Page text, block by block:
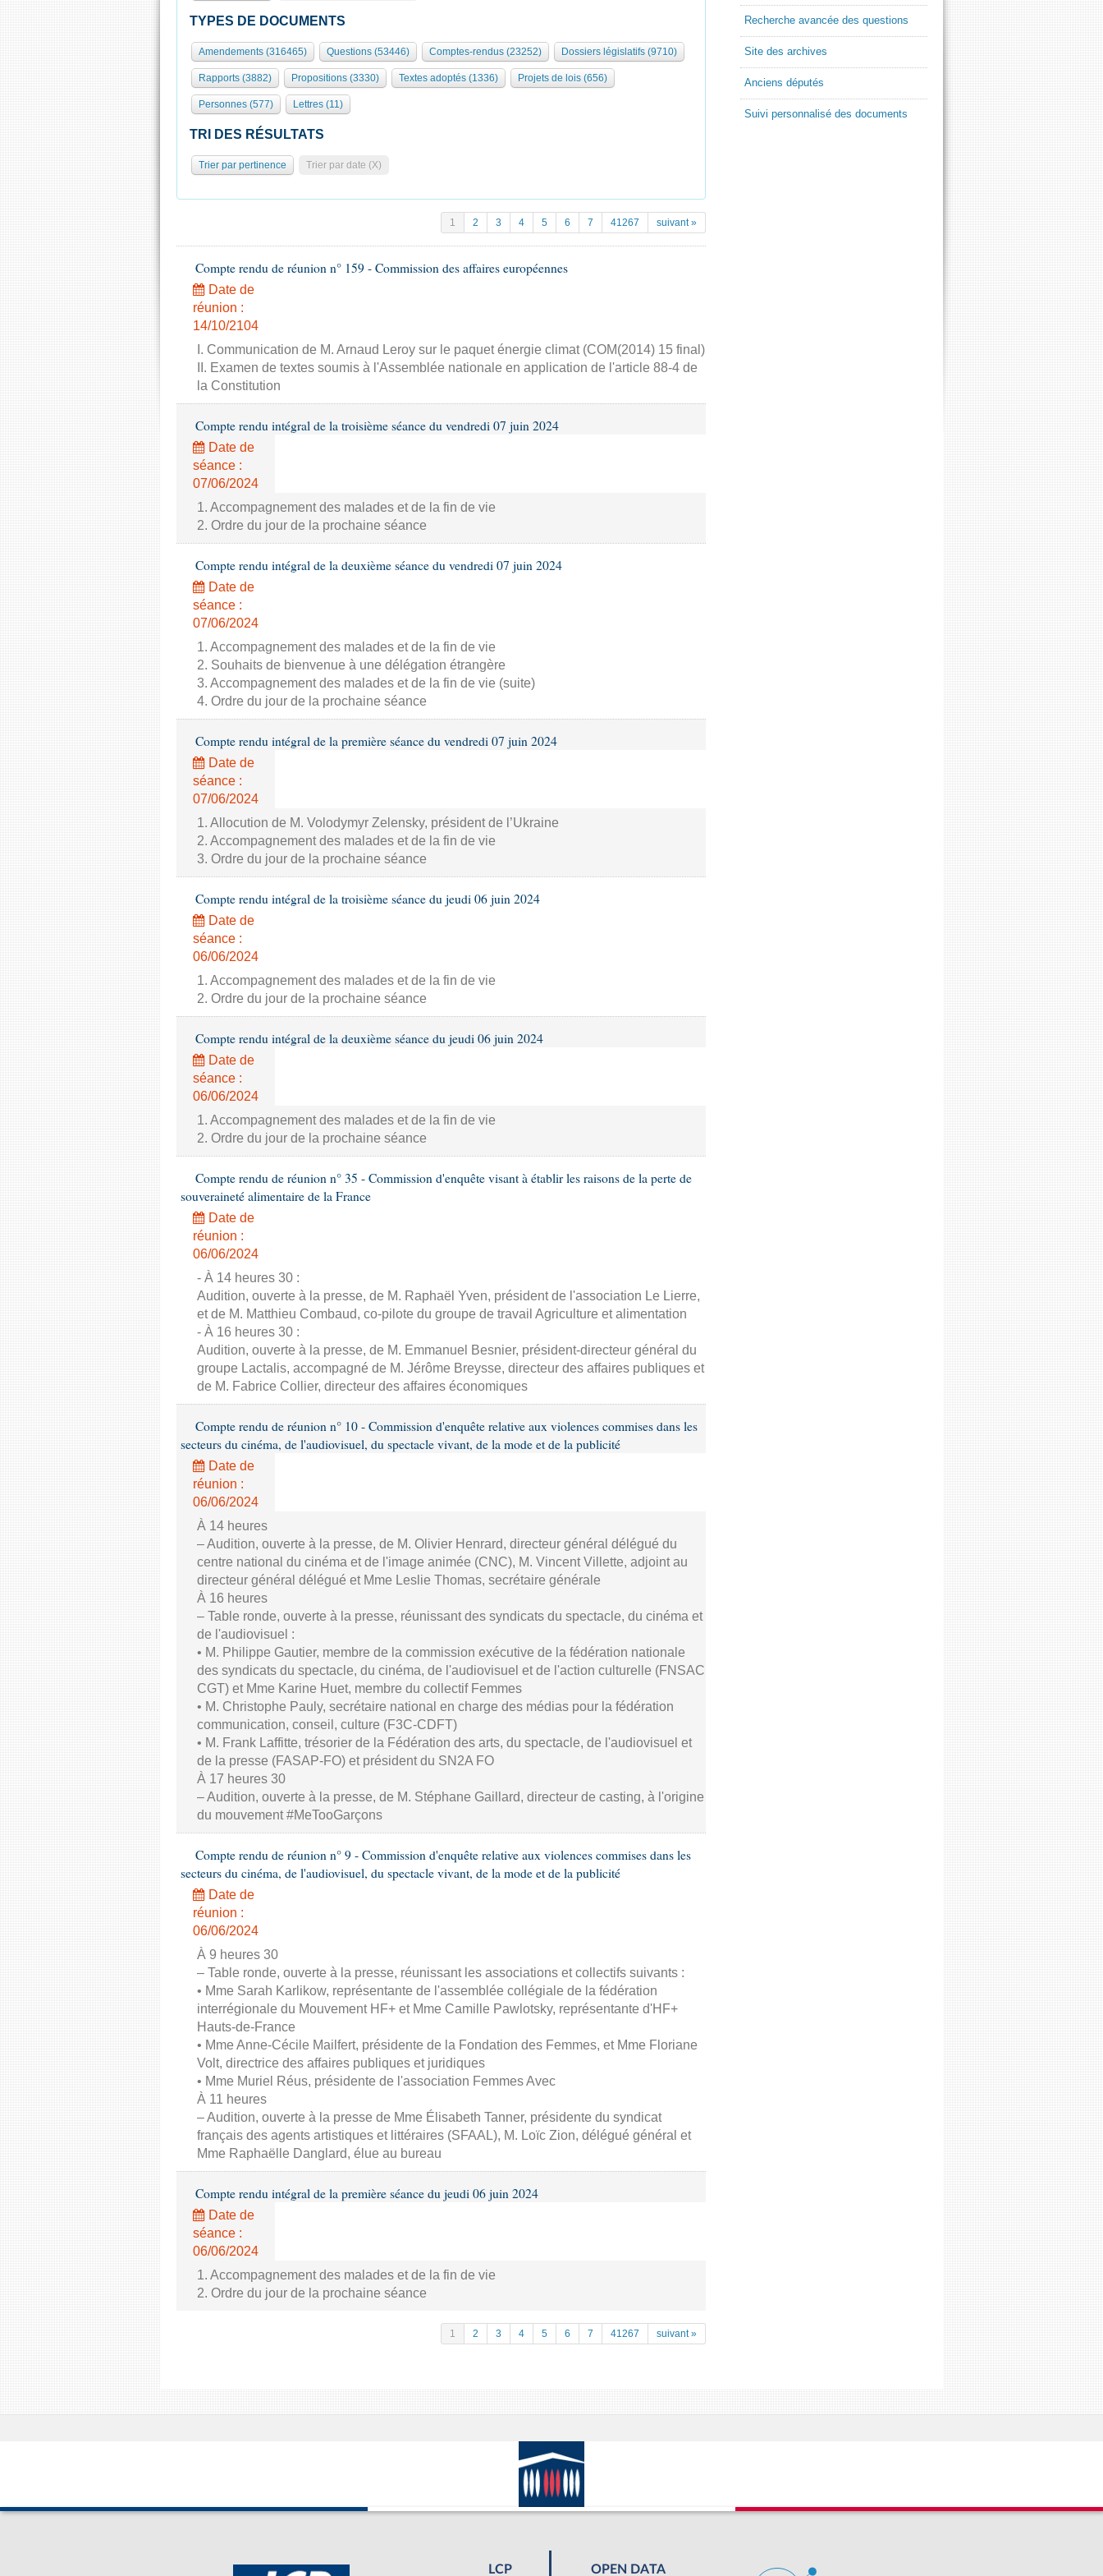
TYPES DE DOCUMENTS
Amendements (316465) Questions (53446) Comptes-rendus (23252) Dossiers législatifs (9710)
Rapports (3882) Propositions (3330) Textes adoptés (1336) Projets de lois (656)
Personnes (577) Lettres (11)
TRI DES RÉSULTATS
Trier par pertinence Trier par date (X)
1 2 3 4 5 6 7 41267 suivant »
Compte rendu de réunion n° 159 - Commission des affaires européennes
Date de
réunion :
14/10/2104
I. Communication de M. Arnaud Leroy sur le paquet énergie climat (COM(2014) 15 final)
II. Examen de textes soumis à l'Assemblée nationale en application de l'article 88-4 de
la Constitution
Compte rendu intégral de la troisième séance du vendredi 07 juin 2024
Date de
séance :
07/06/2024
1. Accompagnement des malades et de la fin de vie
2. Ordre du jour de la prochaine séance
Compte rendu intégral de la deuxième séance du vendredi 07 juin 2024
Date de
séance :
07/06/2024
1. Accompagnement des malades et de la fin de vie
2. Souhaits de bienvenue à une délégation étrangère
3. Accompagnement des malades et de la fin de vie (suite)
4. Ordre du jour de la prochaine séance
Compte rendu intégral de la première séance du vendredi 07 juin 2024
Date de
séance :
07/06/2024
1. Allocution de M. Volodymyr Zelensky, président de l’Ukraine
2. Accompagnement des malades et de la fin de vie
3. Ordre du jour de la prochaine séance
Compte rendu intégral de la troisième séance du jeudi 06 juin 2024
Date de
séance :
06/06/2024
1. Accompagnement des malades et de la fin de vie
2. Ordre du jour de la prochaine séance
Compte rendu intégral de la deuxième séance du jeudi 06 juin 2024
Date de
séance :
06/06/2024
1. Accompagnement des malades et de la fin de vie
2. Ordre du jour de la prochaine séance
Compte rendu de réunion n° 35 - Commission d'enquête visant à établir les raisons de la perte de
souveraineté alimentaire de la France
Date de
réunion :
06/06/2024
- À 14 heures 30 :
Audition, ouverte à la presse, de M. Raphaël Yven, président de l'association Le Lierre,
et de M. Matthieu Combaud, co-pilote du groupe de travail Agriculture et alimentation
- À 16 heures 30 :
Audition, ouverte à la presse, de M. Emmanuel Besnier, président-directeur général du
groupe Lactalis, accompagné de M. Jérôme Breysse, directeur des affaires publiques et
de M. Fabrice Collier, directeur des affaires économiques
Compte rendu de réunion n° 10 - Commission d'enquête relative aux violences commises dans les
secteurs du cinéma, de l'audiovisuel, du spectacle vivant, de la mode et de la publicité
Date de
réunion :
06/06/2024
À 14 heures
– Audition, ouverte à la presse, de M. Olivier Henrard, directeur général délégué du
centre national du cinéma et de l'image animée (CNC), M. Vincent Villette, adjoint au
directeur général délégué et Mme Leslie Thomas, secrétaire générale
À 16 heures
– Table ronde, ouverte à la presse, réunissant des syndicats du spectacle, du cinéma et
de l'audiovisuel :
• M. Philippe Gautier, membre de la commission exécutive de la fédération nationale
des syndicats du spectacle, du cinéma, de l'audiovisuel et de l'action culturelle (FNSAC
CGT) et Mme Karine Huet, membre du collectif Femmes
• M. Christophe Pauly, secrétaire national en charge des médias pour la fédération
communication, conseil, culture (F3C-CDFT)
• M. Frank Laffitte, trésorier de la Fédération des arts, du spectacle, de l'audiovisuel et
de la presse (FASAP-FO) et président du SN2A FO
À 17 heures 30
– Audition, ouverte à la presse, de M. Stéphane Gaillard, directeur de casting, à l'origine
du mouvement #MeTooGarçons
Compte rendu de réunion n° 9 - Commission d'enquête relative aux violences commises dans les
secteurs du cinéma, de l'audiovisuel, du spectacle vivant, de la mode et de la publicité
Date de
réunion :
06/06/2024
À 9 heures 30
– Table ronde, ouverte à la presse, réunissant les associations et collectifs suivants :
• Mme Sarah Karlikow, représentante de l'assemblée collégiale de la fédération
interrégionale du Mouvement HF+ et Mme Camille Pawlotsky, représentante d'HF+
Hauts-de-France
• Mme Anne-Cécile Mailfert, présidente de la Fondation des Femmes, et Mme Floriane
Volt, directrice des affaires publiques et juridiques
• Mme Muriel Réus, présidente de l'association Femmes Avec
À 11 heures
– Audition, ouverte à la presse de Mme Élisabeth Tanner, présidente du syndicat
français des agents artistiques et littéraires (SFAAL), M. Loïc Zion, délégué général et
Mme Raphaëlle Danglard, élue au bureau
Compte rendu intégral de la première séance du jeudi 06 juin 2024
Date de
séance :
06/06/2024
1. Accompagnement des malades et de la fin de vie
2. Ordre du jour de la prochaine séance
1 2 3 4 5 6 7 41267 suivant »
Recherche avancée des questions
Site des archives
Anciens députés
Suivi personnalisé des documents
LCP OPEN DATA